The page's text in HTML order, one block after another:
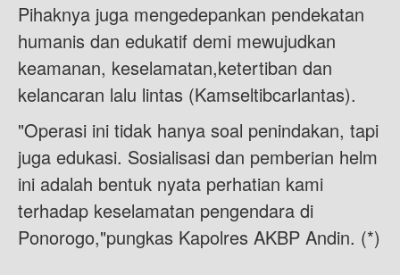
Pihaknya juga mengedepankan pendekatan
humanis dan edukatif demi mewujudkan
keamanan, keselamatan,ketertiban dan
kelancaran lalu lintas (Kamseltibcarlantas).
"Operasi ini tidak hanya soal penindakan, tapi
juga edukasi. Sosialisasi dan pemberian helm
ini adalah bentuk nyata perhatian kami
terhadap keselamatan pengendara di
Ponorogo,"pungkas Kapolres AKBP Andin. (*)